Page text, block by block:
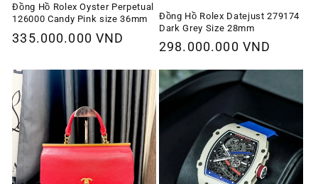
Đồng Hồ Rolex Oyster Perpetual
126000 Candy Pink size 36mm
Giá
thường
335.000.000 VND
Đồng Hồ Rolex Datejust 279174
Dark Grey Size 28mm
Giá
thường
298.000.000 VND